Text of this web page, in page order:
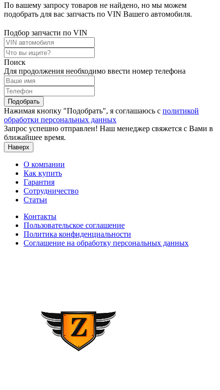
По вашему запросу товаров не найдено, но мы можем
подобрать для вас запчасть по VIN Вашего автомобиля.
Подбор запчасти по VIN
Поиск
Для продолжения необходимо ввести номер телефона
Подобрать
Нажимая кнопку "Подобрать", я соглашаюсь с политикой
обработки персональных данных
Запрос успешно отправлен! Наш менеджер свяжется с Вами в
ближайшее время.
Наверх
О компании
Как купить
Гарантия
Сотрудничество
Статьи
Контакты
Пользовательское соглашение
Политика конфиденциальности
Соглашение на обработку персональных данных